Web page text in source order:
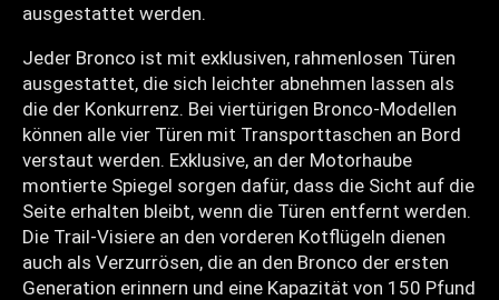
ausgestattet werden.
Jeder Bronco ist mit exklusiven, rahmenlosen Türen
ausgestattet, die sich leichter abnehmen lassen als
die der Konkurrenz. Bei viertürigen Bronco-Modellen
können alle vier Türen mit Transporttaschen an Bord
verstaut werden. Exklusive, an der Motorhaube
montierte Spiegel sorgen dafür, dass die Sicht auf die
Seite erhalten bleibt, wenn die Türen entfernt werden.
Die Trail-Visiere an den vorderen Kotflügeln dienen
auch als Verzurrösen, die an den Bronco der ersten
Generation erinnern und eine Kapazität von 150 Pfund